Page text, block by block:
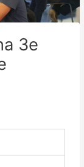
3e